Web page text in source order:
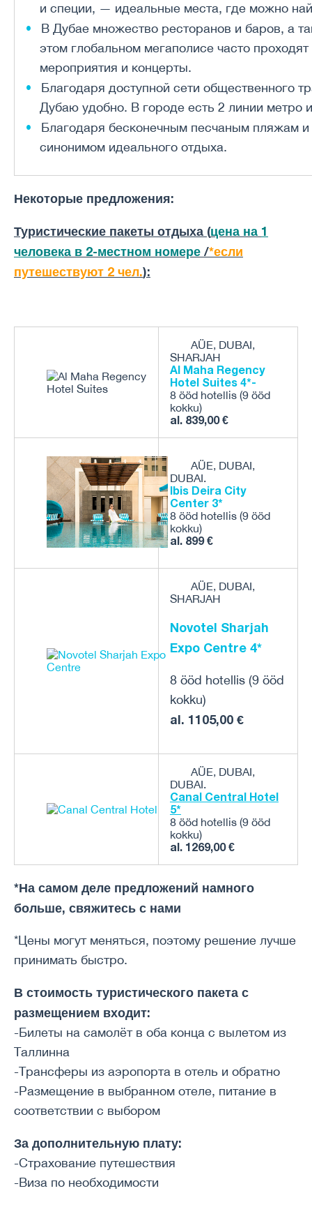
и специи, — идеальные места, где можно
В Дубае множество ресторанов и баров, а
этом глобальном мегаполисе часто
мероприятия и концерты.
Благодаря доступной сети общественного
Дубаю удобно. В городе есть 2 линии метро
Благодаря бесконечным песчаным пляжам
синонимом идеального отдыха.
Некоторые предложения:
Туристические пакеты отдыха (цена на 1
человека в 2-местном номере /*если
путешествуют 2 чел.):
AÜE, DUBAI,
SHARJAH
Al Maha Regency
Hotel Suites 4*-
8 ööd hotellis (9 ööd
kokku)
al. 839,00 €
AÜE, DUBAI,
DUBAI.
Ibis Deira City
Center 3*
8 ööd hotellis (9 ööd
kokku)
al. 899 €
AÜE, DUBAI,
SHARJAH
Novotel Sharjah
Expo Centre 4*
8 ööd hotellis (9 ööd
kokku)
al. 1105,00 €
AÜE, DUBAI,
DUBAI.
Canal Central Hotel
5*
8 ööd hotellis (9 ööd
kokku)
al. 1269,00 €
*На самом деле предложений намного
больше, свяжитесь с нами
*Цены могут меняться, поэтому решение лучше
принимать быстро.
В стоимость туристического пакета с
размещением входит:
-Билеты на самолёт в оба конца с вылетом из
Таллинна
-Трансферы из аэропорта в отель и обратно
-Размещение в выбранном отеле, питание в
соответствии с выбором
За дополнительную плату:
-Страхование путешествия
-Виза по необходимости